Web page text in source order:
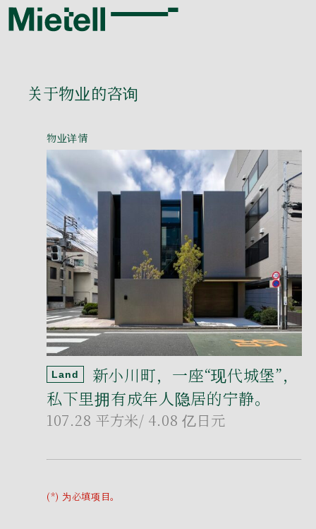
关于物业的咨询
物业详情
Land
新小川町，一座“现代城堡”，
私下里拥有成年人隐居的宁静。
107.28 平方米/ 4.08 亿日元
(*) 为必填项目。